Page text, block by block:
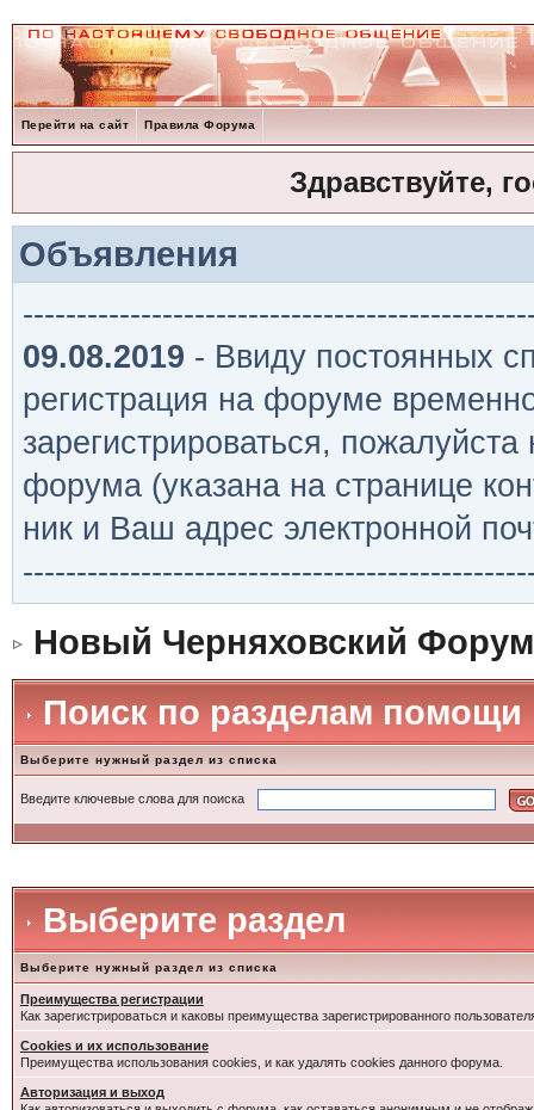
Перейти на сайт Правила Форума
Здравствуйте,
Объявления
09.08.2019 - Ввиду постоянных
регистрация на форуме
зарегистрироваться,
форума (указана на странице
ник и Ваш адрес электронной
Новый Черняховский Форум
Поиск по разделам помощи
Выберите нужный раздел из списка
Введите ключевые слова для поиска
Выберите раздел
Выберите нужный раздел из списка
Преимущества регистрации
Как зарегистрироваться и каковы преимущества зарегистрированного
Cookies и их использование
Преимущества использования cookies, и как удалять cookies данного форума.
Авторизация и выход